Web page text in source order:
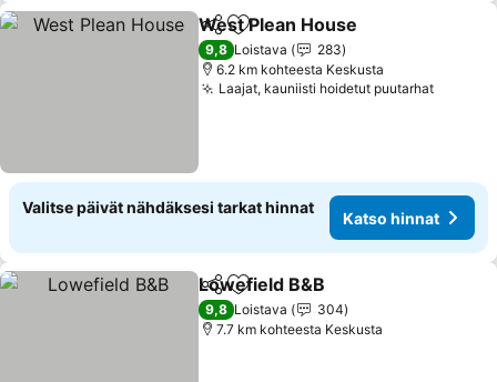
Jaa Lisää suosikkeihin
West Plean House
9,8 Loistava
283
6.2 km kohteesta Keskusta
Laajat, kauniisti hoidetut puutarhat
Valitse päivät nähdäksesi tarkat hinnat
Katso hinnat
Jaa Lisää suosikkeihin
Lowefield B&B
9,8 Loistava
304
7.7 km kohteesta Keskusta